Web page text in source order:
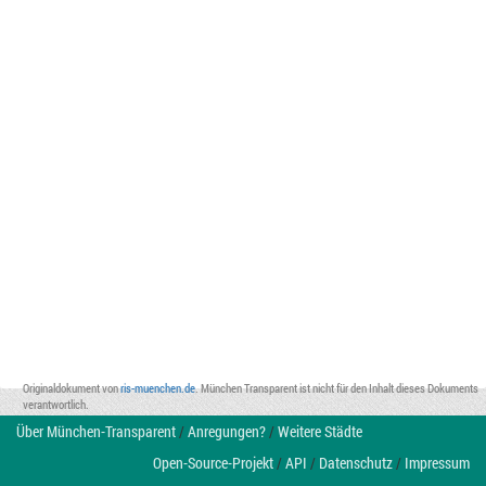
Originaldokument vonris-muenchen.de. München Transparent ist nicht für den Inhalt dieses Dokuments
verantwortlich.
Über München-Transparent/Anregungen?/Weitere Städte
Open-Source-Projekt/API / Datenschutz/ Impressum